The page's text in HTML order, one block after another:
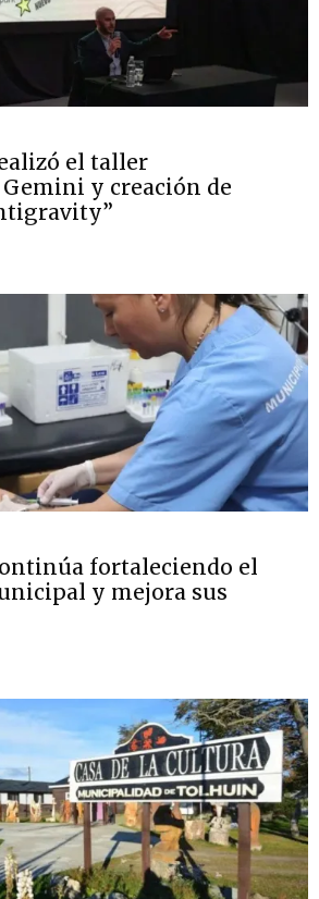
el taller
Gemini y creación de
fortaleciendo el
y mejora sus